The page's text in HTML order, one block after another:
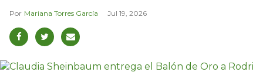
Mariana Torres García Jul 19, 2026